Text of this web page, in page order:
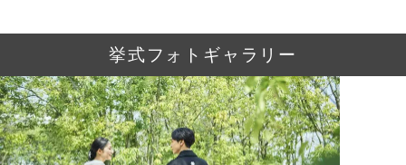
挙式フォトギャラリー